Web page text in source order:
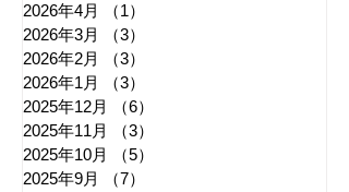
2026年4月
（1）
2026年3月
（3）
2026年2月
（3）
2026年1月
（3）
2025年12月
（6）
2025年11月
（3）
2025年10月
（5）
2025年9月
（7）